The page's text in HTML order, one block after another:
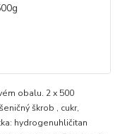
obalu. 2 x 500
škrob , cukr,
hydrogenuhličitan